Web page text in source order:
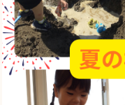
会社概要
投資家情報